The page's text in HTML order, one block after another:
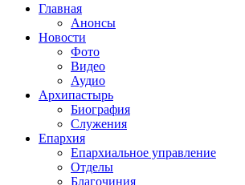
Главная
Анонсы
Новости
Фото
Видео
Аудио
Архипастырь
Биография
Служения
Епархия
Епархиальное управление
Отделы
Благочиния